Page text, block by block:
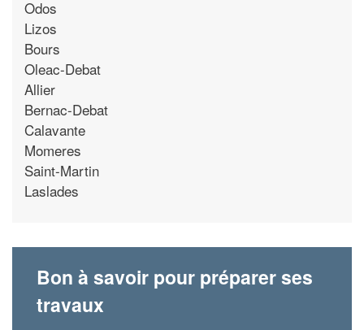
Odos
Lizos
Bours
Oleac-Debat
Allier
Bernac-Debat
Calavante
Momeres
Saint-Martin
Laslades
Bon à savoir pour préparer ses
travaux